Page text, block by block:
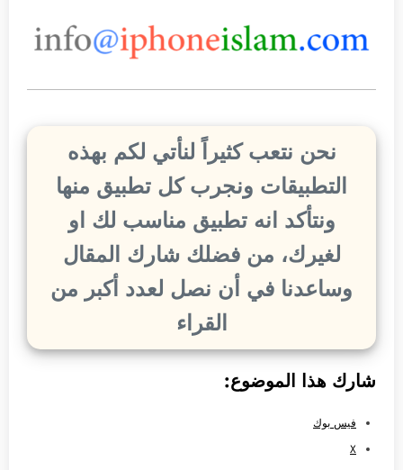
نحن نتعب كثيراً لنأتي لكم بهذه
التطبيقات ونجرب كل تطبيق منها
ونتأكد انه تطبيق مناسب لك او
لغيرك، من فضلك شارك المقال
وساعدنا في أن نصل لعدد أكبر من
القراء
شارك هذا الموضوع:
فيس بوك
X